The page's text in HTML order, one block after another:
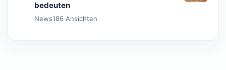
bedeuten
News186 Ansichten